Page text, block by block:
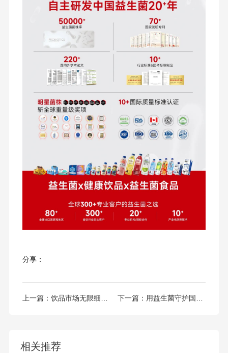
分享：
上一篇： 饮品市场无限细分、不断重构，下一个赛点在哪里？均瑶健康给出标准答案 下一篇： 用益生菌守护国民健康：均瑶健康，以科学精神助力“健康中国”建设
相关推荐